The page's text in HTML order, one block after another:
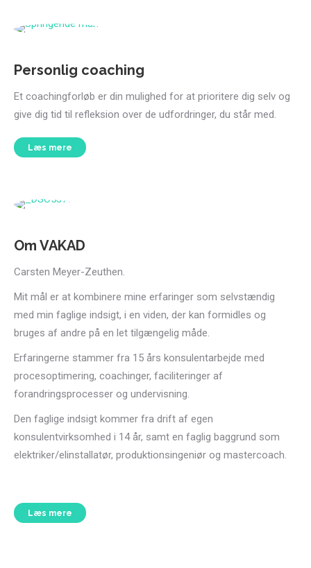
Personlig coaching
Et coachingforløb er din mulighed for at prioritere dig selv og
give dig tid til refleksion over de udfordringer, du står med.
Læs mere
Om VAKAD
Carsten Meyer-Zeuthen.
Mit mål er at kombinere mine erfaringer som selvstændig
med min faglige indsigt, i en viden, der kan formidles og
bruges af andre på en let tilgængelig måde.
Erfaringerne stammer fra 15 års konsulentarbejde med
procesoptimering, coachinger, faciliteringer af
forandringsprocesser og undervisning.
Den faglige indsigt kommer fra drift af egen
konsulentvirksomhed i 14 år, samt en faglig baggrund som
elektriker/elinstallatør, produktionsingeniør og mastercoach.
Læs mere